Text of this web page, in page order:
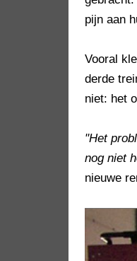
pijn aan
Vooral
derde
niet: het
"Het
nog niet
nieuwe